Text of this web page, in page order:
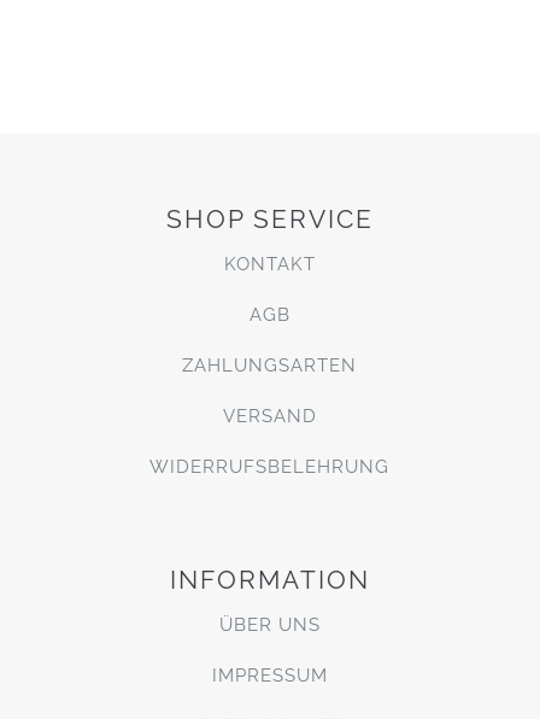
SHOP SERVICE
KONTAKT
AGB
ZAHLUNGSARTEN
VERSAND
WIDERRUFSBELEHRUNG
INFORMATION
ÜBER UNS
IMPRESSUM